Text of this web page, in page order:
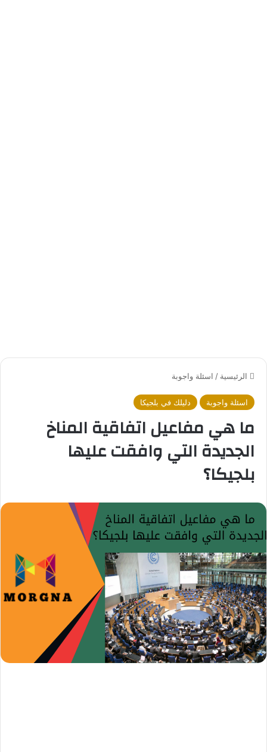
الرئيسية / اسئلة واجوبة
اسئلة واجوبة دليلك في بلجيكا
ما هي مفاعيل اتفاقية المناخ
الجديدة التي وافقت عليها
بلجيكا؟